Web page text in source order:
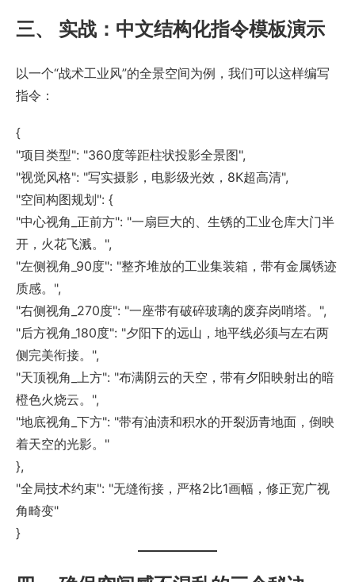
三、 实战：中文结构化指令模板演示
以一个“战术工业风”的全景空间为例，我们可以这样编写
指令：
{
"项目类型": "360度等距柱状投影全景图",
"视觉风格": "写实摄影，电影级光效，8K超高清",
"空间构图规划": {
"中心视角_正前方": "一扇巨大的、生锈的工业仓库大门半
开，火花飞溅。",
"左侧视角_90度": "整齐堆放的工业集装箱，带有金属锈迹
质感。",
"右侧视角_270度": "一座带有破碎玻璃的废弃岗哨塔。",
"后方视角_180度": "夕阳下的远山，地平线必须与左右两
侧完美衔接。",
"天顶视角_上方": "布满阴云的天空，带有夕阳映射出的暗
橙色火烧云。",
"地底视角_下方": "带有油渍和积水的开裂沥青地面，倒映
着天空的光影。"
},
"全局技术约束": "无缝衔接，严格2比1画幅，修正宽广视
角畸变"
}